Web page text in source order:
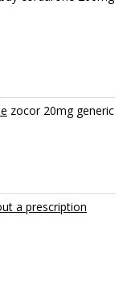
zocor 20mg generic
a prescription